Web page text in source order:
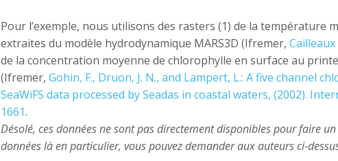
Pour l’exemple, nous utilisons des rasters (1) de la température
extraites du modèle hydrodynamique MARS3D (Ifremer,
de la concentration moyenne de chlorophylle en surface au
(Ifremer, Gohin, F., Druon, J. N., and Lampert, L.: A five channel
SeaWiFS data processed by Seadas in coastal waters, (2002).
1661.
Désolé, ces données ne sont pas directement disponibles pour faire
données là en particulier, vous pouvez demander aux auteurs ci-